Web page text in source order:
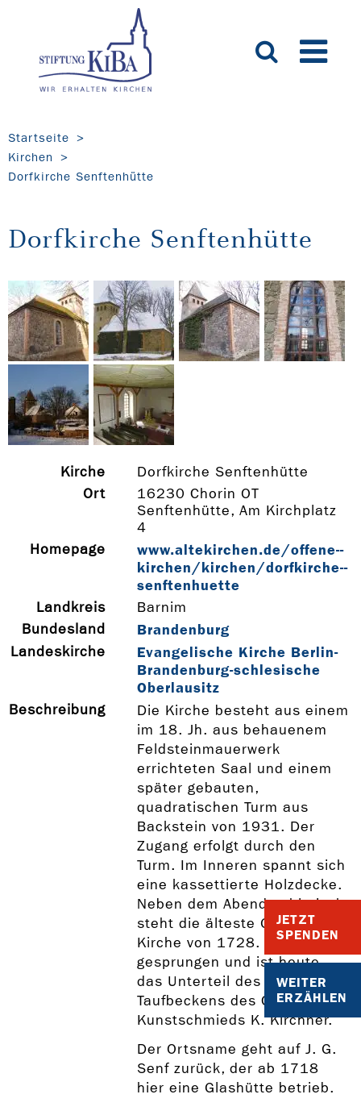
JETZT
SPENDEN
WEITER
ERZÄHLEN
Startseite
Kirchen
Dorfkirche Senftenhütte
Dorfkirche Senftenhütte
Kirche
Dorfkirche Senftenhütte
Ort
16230 Chorin OT
Senftenhütte, Am Kirchplatz
4
Homepage
www.altekirchen.de/offene-­
kirchen/kirchen/dorfkirche-­
senftenhuette
Landkreis
Barnim
Bundesland
Brandenburg
Landeskirche
Evangelische Kirche Berlin-
Brandenburg-schlesische
Oberlausitz
Beschreibung
Die Kirche besteht aus einem
im 18. Jh. aus behauenem
Feldsteinmauerwerk
errichteten Saal und einem
später gebauten,
quadratischen Turm aus
Backstein von 1931. Der
Zugang erfolgt durch den
Turm. Im Inneren spannt sich
eine kassettierte Holzdecke.
Neben dem Abendmahlstisch
steht die älteste Glocke der
Kirche von 1728. Sie war
gesprungen und ist heute
das Unterteil des
Taufbeckens des Choriner
Kunstschmieds K. Kirchner.
Der Ortsname geht auf J. G.
Senf zurück, der ab 1718
hier eine Glashütte betrieb.